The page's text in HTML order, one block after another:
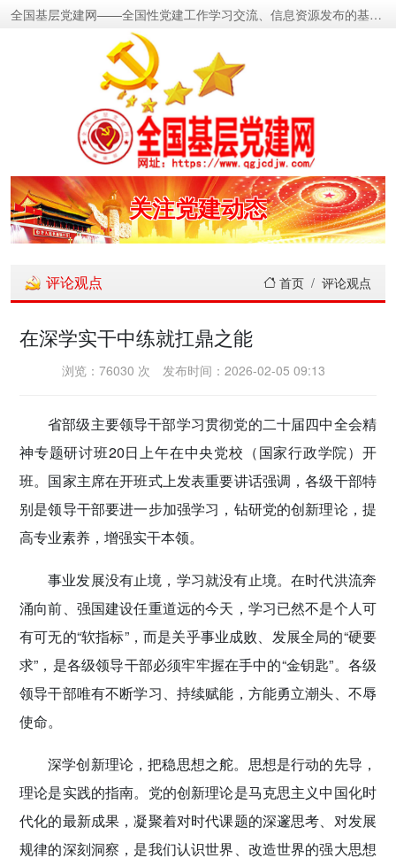
全国基层党建网——全国性党建工作学习交流、信息资源发布的基层党建新闻门户网
密切党群关系
传递党的声音
关注党建动态
传播党建理论
密切党群关系
传递党的声音
评论观点 首页 评论观点
在深学实干中练就扛鼎之能
浏览：76030 次 发布时间：2026-02-05 09:13
省部级主要领导干部学习贯彻党的二十届四中全会精
神专题研讨班20日上午在中央党校（国家行政学院）开
班。国家主席在开班式上发表重要讲话强调，各级干部特
别是领导干部要进一步加强学习，钻研党的创新理论，提
高专业素养，增强实干本领。
事业发展没有止境，学习就没有止境。在时代洪流奔
涌向前、强国建设任重道远的今天，学习已然不是个人可
有可无的“软指标”，而是关乎事业成败、发展全局的“硬要
求”，是各级领导干部必须牢牢握在手中的“金钥匙”。各级
领导干部唯有不断学习、持续赋能，方能勇立潮头、不辱
使命。
深学创新理论，把稳思想之舵。思想是行动的先导，
理论是实践的指南。党的创新理论是马克思主义中国化时
代化的最新成果，凝聚着对时代课题的深邃思考、对发展
规律的深刻洞察，是我们认识世界、改造世界的强大思想